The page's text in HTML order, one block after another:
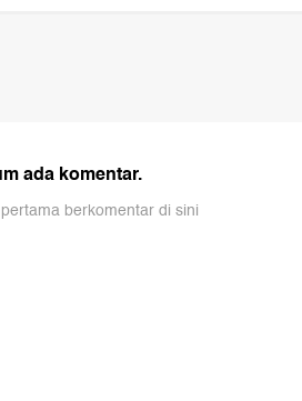
ada komentar.
berkomentar di sini